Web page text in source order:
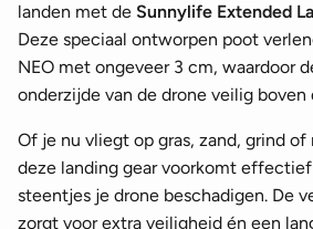
landen met de Sunnylife Extended
Deze speciaal ontworpen poot
NEO met ongeveer 3 cm, waardoor
onderzijde van de drone veilig boven
Of je nu vliegt op gras, zand, grind of
deze landing gear voorkomt
steentjes je drone beschadigen. De
zorgt voor extra veiligheid én een